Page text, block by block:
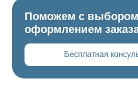
Поможем с
оформлением
Бесплатная